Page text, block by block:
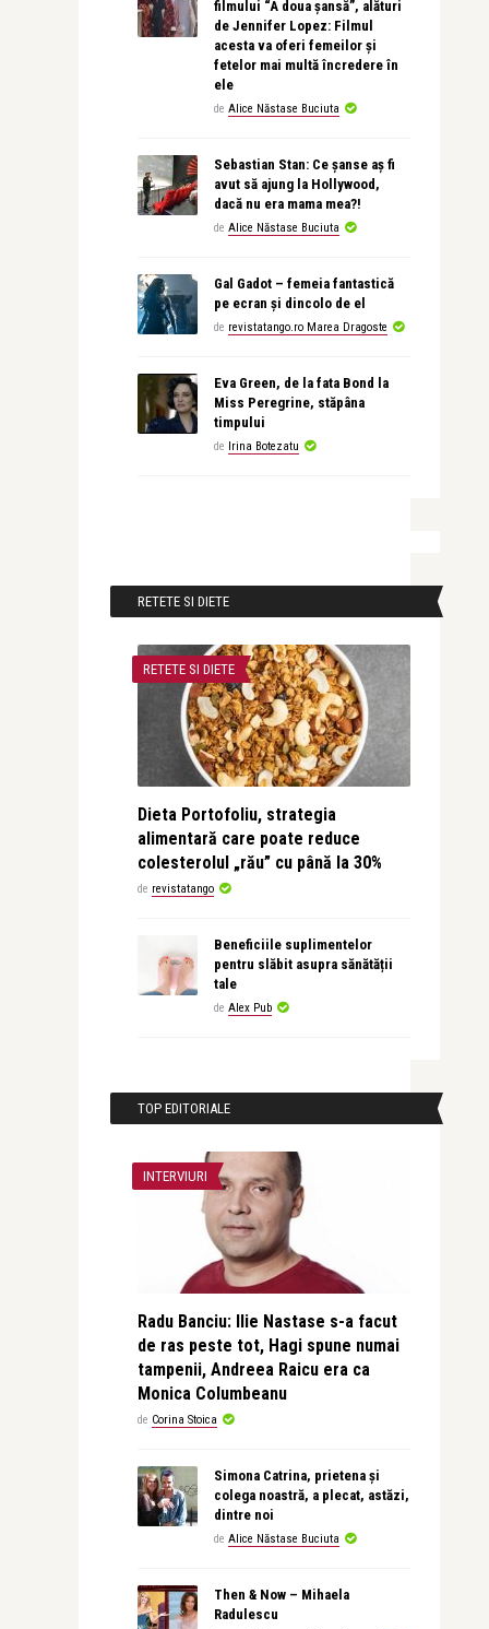
filmului “A doua șansă”, alături
de Jennifer Lopez: Filmul
acesta va oferi femeilor și
fetelor mai multă încredere în
ele
de Alice Năstase Buciuta
Sebastian Stan: Ce șanse aș fi
avut să ajung la Hollywood,
dacă nu era mama mea?!
de Alice Năstase Buciuta
Gal Gadot – femeia fantastică
pe ecran și dincolo de el
de revistatango.ro Marea Dragoste
Eva Green, de la fata Bond la
Miss Peregrine, stăpâna
timpului
de Irina Botezatu
RETETE SI DIETE
RETETE SI DIETE
Dieta Portofoliu, strategia
alimentară care poate reduce
colesterolul „rău” cu până la 30%
de revistatango
Beneficiile suplimentelor
pentru slăbit asupra sănătății
tale
de Alex Pub
TOP EDITORIALE
INTERVIURI
Radu Banciu: Ilie Nastase s-a facut
de ras peste tot, Hagi spune numai
tampenii, Andreea Raicu era ca
Monica Columbeanu
de Corina Stoica
Simona Catrina, prietena și
colega noastră, a plecat, astăzi,
dintre noi
de Alice Năstase Buciuta
Then & Now – Mihaela
Radulescu